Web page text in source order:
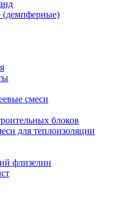
смеси
блоков
для теплоизоляции
флизелин